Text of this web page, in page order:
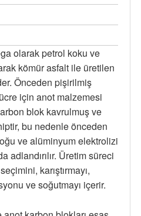
olarak petrol koku ve
kömür asfalt ile üretilen
Önceden pişirilmiş
için anot malzemesi
blok kavrulmuş ve
bu nedenle önceden
ve alüminyum elektrolizi
adlandırılır. Üretim süreci
karıştırmayı,
ve soğutmayı içerir.